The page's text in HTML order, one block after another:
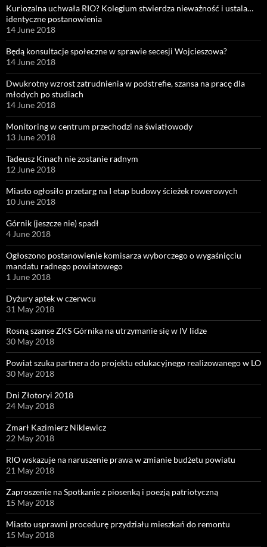
Kuriozalna uchwała RIO? Kolegium stwierdza nieważność i ustala…
identyczne postanowienia
14 June 2018
Będą konsultacje społeczne w sprawie secesji Wojcieszowa?
14 June 2018
Dwukrotny wzrost zatrudnienia w podstrefie, szansa na pracę dla
młodych po studiach
14 June 2018
Monitoring w centrum przechodzi na światłowody
13 June 2018
Tadeusz Kinach nie zostanie radnym
12 June 2018
Miasto ogłosiło przetarg na I etap budowy ścieżek rowerowych
10 June 2018
Górnik (jeszcze nie) spadł
4 June 2018
Ogłoszono postanowienie komisarza wyborczego o wygaśnięciu
mandatu radnego powiatowego
1 June 2018
Dyżury aptek w czerwcu
31 May 2018
Rosną szanse ZKS Górnika na utrzymanie się w IV lidze
30 May 2018
Powiat szuka partnera do projektu edukacyjnego realizowanego w LO
30 May 2018
Dni Złotoryi 2018
24 May 2018
Zmarł Kazimierz Niklewicz
22 May 2018
RIO wskazuje na naruszenie prawa w zmianie budżetu powiatu
21 May 2018
Zaproszenie na Spotkanie z piosenką i poezją patriotyczną
15 May 2018
Miasto usprawni procedurę przydziału mieszkań do remontu
15 May 2018